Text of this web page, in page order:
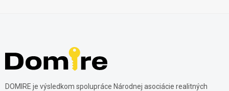
DOMIRE je výsledkom spolupráce Národnej asociácie realitných